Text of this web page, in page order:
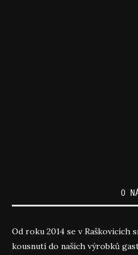
O
Od roku 2014 se v Raškovicích
kousnutí do naších výrobků